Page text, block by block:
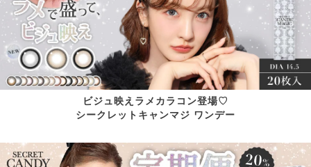
ビジュ映えラメカラコン登場♡
シークレットキャンマジ ワンデー